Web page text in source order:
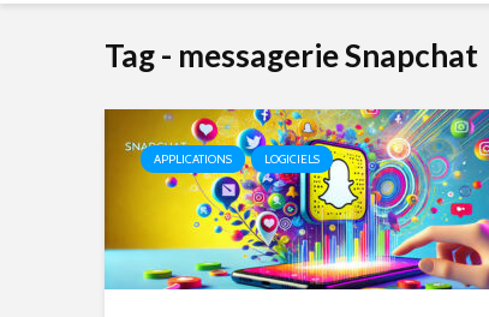
Tag - messagerie Snapchat
APPLICATIONS LOGICIELS